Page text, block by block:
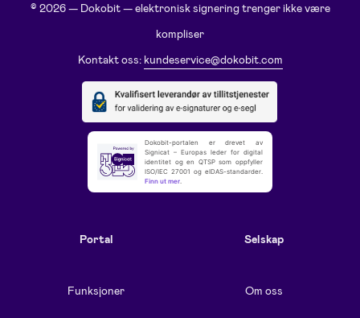
© 2026 — Dokobit — elektronisk signering trenger ikke være
kompliser
Kontakt oss: kundeservice@dokobit.com
Dokobit-portalen er drevet av
Signicat – Europas leder for digital
identitet og en QTSP som oppfyller
ISO/IEC 27001 og eIDAS-standarder.
Finn ut mer.
Portal
Funksjoner
Selskap
Om oss